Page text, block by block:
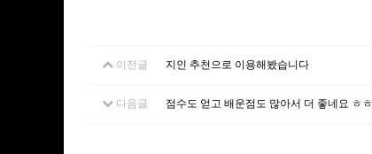
이전글 지인 추천으로 이용해봤습니다
다음글 점수도 얻고 배운점도 많아서 더 좋네요 ㅎㅎ